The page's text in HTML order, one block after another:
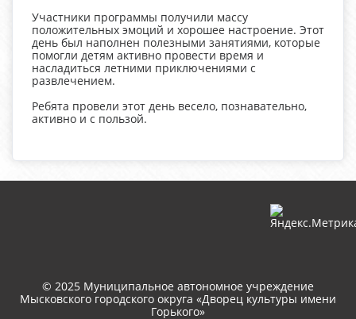
Участники программы получили массу
положительных эмоций и хорошее настроение. Этот
день был наполнен полезными занятиями, которые
помогли детям активно провести время и
насладиться летними приключениями с
развлечением.
Ребята провели этот день весело, познавательно,
активно и с пользой.
© 2025 Муниципальное автономное учреждение
Мысковского городского округа «Дворец культуры имени
Горького»